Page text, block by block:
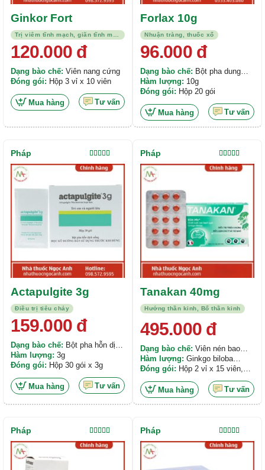
Ginkor Fort
120.000đ
Dạng bào chế: Viên nang cứng
Đóng gói: Hộp 3 vỉ x 10 viên
Mua hàng Tư vấn
Nhuận tràng, thuốc xổ
Forlax 10g
96.000đ
Dạng bào chế: Bột pha dung
dịch uống
Hàm lượng: 10g
Đóng gói: Hộp 20 gói
Mua hàng Tư vấn
Điều trị tiêu chảy
Actapulgite 3g
Được xếp
hạng5.00
159.000đ
Dạng bào chế: Bột pha hỗn dịch
uống
Hàm lượng: 3g
Đóng gói: Hộp 30 gói x 3g
Mua hàng Tư vấn
Pháp
Hướng thần kinh, Bổ thần kinh
Tanakan 40mg
Được xếp
hạng5.00
495.000đ
Sản
này
có
biến
thể.
tùy
chọn
thể
được
chọn
Dạng bào chế: Viên nén bao
phim
Hàm lượng: Ginkgo biloba
extract 40 mg
Đóng gói: Hộp 2 vỉ x 15 viên,
Mua hàng
Tư vấn
Pháp
Được xếp
hạng5.00
Pháp
Được xếp
hạng5.00
Pháp